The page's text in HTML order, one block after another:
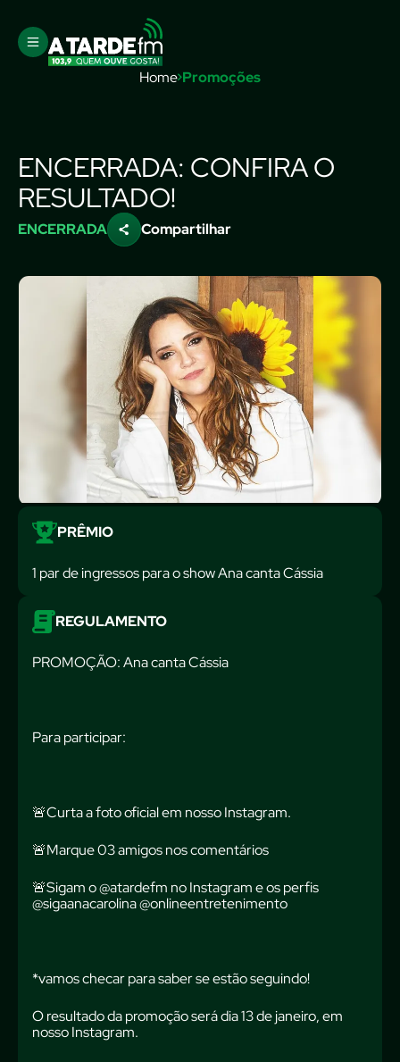
Home Promoções
ENCERRADA: CONFIRA O
RESULTADO!
ENCERRADA Compartilhar
PRÊMIO
1 par de ingressos para o show Ana canta Cássia
REGULAMENTO
PROMOÇÃO: Ana canta Cássia
Para participar:
🚨Curta a foto oficial em nosso Instagram.
🚨Marque 03 amigos nos comentários
🚨Sigam o @atardefm no Instagram e os perfis
@sigaanacarolina @onlineentretenimento
*vamos checar para saber se estão seguindo!
O resultado da promoção será dia 13 de janeiro, em
nosso Instagram.